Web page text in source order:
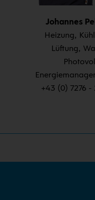
Johannes
Heizung,
Lüftung,
+43 (0) 7276 -